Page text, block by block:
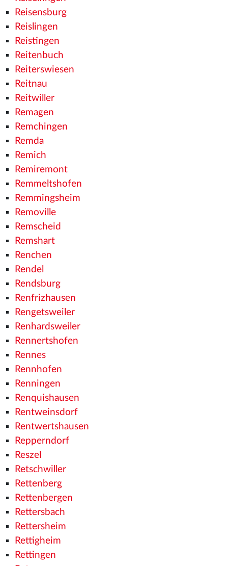
Reisensburg
Reislingen
Reistingen
Reitenbuch
Reiterswiesen
Reitnau
Reitwiller
Remagen
Remchingen
Remda
Remich
Remiremont
Remmeltshofen
Remmingsheim
Removille
Remscheid
Remshart
Renchen
Rendel
Rendsburg
Renfrizhausen
Rengetsweiler
Renhardsweiler
Rennertshofen
Rennes
Rennhofen
Renningen
Renquishausen
Rentweinsdorf
Rentwertshausen
Repperndorf
Reszel
Retschwiller
Rettenberg
Rettenbergen
Rettersbach
Rettersheim
Rettigheim
Rettingen